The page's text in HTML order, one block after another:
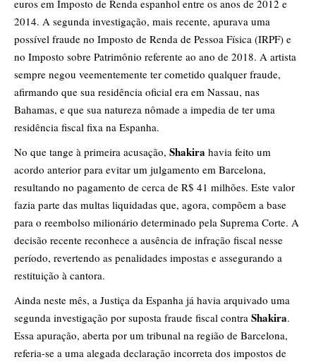
euros em Imposto de Renda espanhol entre os anos de 2012 e
2014. A segunda investigação, mais recente, apurava uma
possível fraude no Imposto de Renda de Pessoa Física (IRPF) e
no Imposto sobre Patrimônio referente ao ano de 2018. A artista
sempre negou veementemente ter cometido qualquer fraude,
afirmando que sua residência oficial era em Nassau, nas
Bahamas, e que sua natureza nômade a impedia de ter uma
residência fiscal fixa na Espanha.
No que tange à primeira acusação, Shakira havia feito um
acordo anterior para evitar um julgamento em Barcelona,
resultando no pagamento de cerca de R$ 41 milhões. Este valor
fazia parte das multas liquidadas que, agora, compõem a base
para o reembolso milionário determinado pela Suprema Corte. A
decisão recente reconhece a ausência de infração fiscal nesse
período, revertendo as penalidades impostas e assegurando a
restituição à cantora.
Ainda neste mês, a Justiça da Espanha já havia arquivado uma
segunda investigação por suposta fraude fiscal contra Shakira.
Essa apuração, aberta por um tribunal na região de Barcelona,
referia-se a uma alegada declaração incorreta dos impostos de